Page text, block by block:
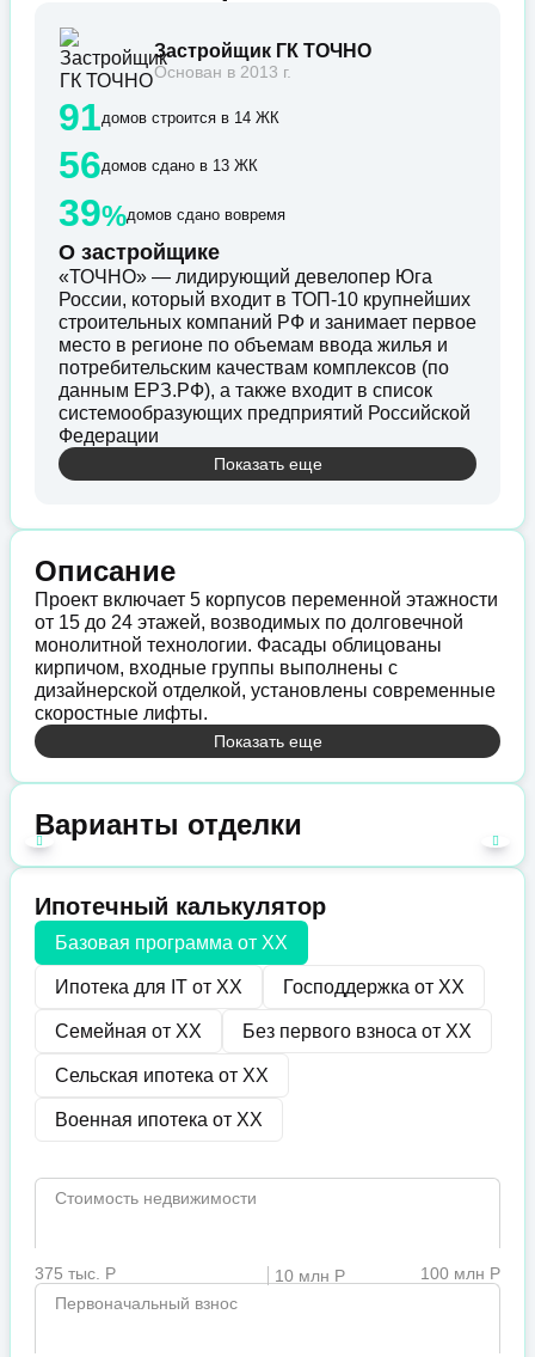
Застройщик ГК ТОЧНО
Основан в 2013 г.
91домов строится в 14 ЖК
56домов сдано в 13 ЖК
39%домов сдано вовремя
О застройщике
«ТОЧНО» — лидирующий девелопер Юга
России, который входит в ТОП-10 крупнейших
строительных компаний РФ и занимает первое
место в регионе по объемам ввода жилья и
потребительским качествам комплексов (по
данным ЕРЗ.РФ), а также входит в список
системообразующих предприятий Российской
Федерации
Показать еще
Описание
Проект включает 5 корпусов переменной этажности
от 15 до 24 этажей, возводимых по долговечной
монолитной технологии. Фасады облицованы
кирпичом, входные группы выполнены с
дизайнерской отделкой, установлены современные
скоростные лифты.
Показать еще
Варианты отделки
Ипотечный калькулятор
Базовая программа от XX
Ипотека для IT от XX Господдержка от XX
Семейная от XX Без первого взноса от XX
Сельская ипотека от XX
Военная ипотека от XX
Стоимость недвижимости
375 тыс. Р 10 млн Р
100 млн Р
Первоначальный взнос